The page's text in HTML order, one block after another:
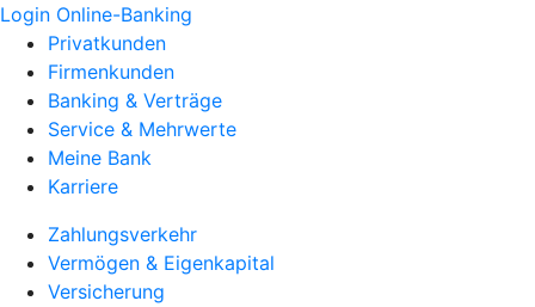
Login Online-Banking
Privatkunden
Firmenkunden
Banking & Verträge
Service & Mehrwerte
Meine Bank
Karriere
Zahlungsverkehr
Vermögen & Eigenkapital
Versicherung